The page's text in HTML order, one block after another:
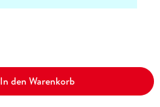
In den Warenkorb